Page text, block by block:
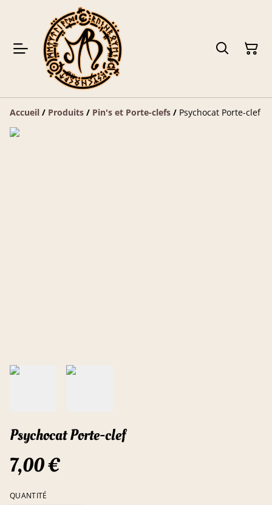
Accueil / Produits / Pin's et Porte-clefs / Psychocat Porte-clef
Psychocat Porte-clef
7,00 €
QUANTITÉ